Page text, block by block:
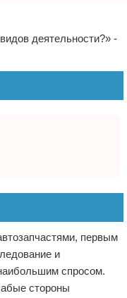
деятельности?» -
первым
и
спросом.
стороны